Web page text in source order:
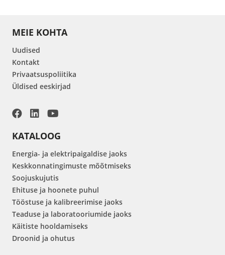
MEIE KOHTA
Uudised
Kontakt
Privaatsuspoliitika
Üldised eeskirjad
KATALOOG
Energia- ja elektripaigaldise jaoks
Keskkonnatingimuste mõõtmiseks
Soojuskujutis
Ehituse ja hoonete puhul
Tööstuse ja kalibreerimise jaoks
Teaduse ja laboratooriumide jaoks
Käitiste hooldamiseks
Droonid ja ohutus